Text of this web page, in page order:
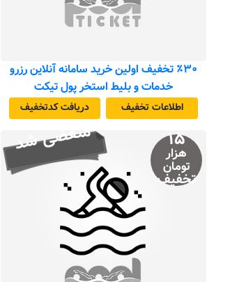
٪۳۰ تخفیف اولین خرید سامانه آنلاین رزرو
خدمات و بلیط استخر پول تیکت
اطلاعات تخفیف دریافت کد‌تخفیف
منقضی شد ۱۵
هزار
تومان
تخفیف